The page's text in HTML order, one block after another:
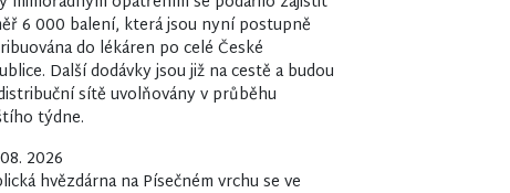
6 000 balení, která jsou nyní postupně
do lékáren po celé České
Další dodávky jsou již na cestě a budou
sítě uvolňovány v průběhu
týdne.
2026
hvězdárna na Písečném vrchu se ve